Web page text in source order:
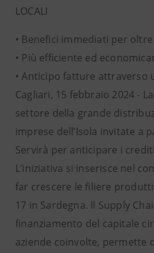
LOCALI
• Benefici immediati per
• Più efficiente ed
• Anticipo fatture attraverso
Cagliari, 15 febbraio 2024 -
settore della grande
imprese dell’Isola invitate a
Servirà per anticipare i
L’iniziativa si inserisce nel
far crescere le filiere
17 in Sardegna. Il Supply
finanziamento del capitale
aziende coinvolte, permette